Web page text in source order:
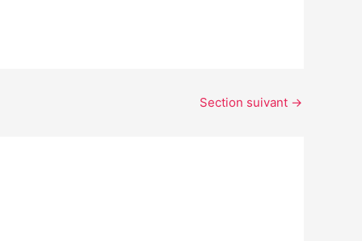
Section suivant →